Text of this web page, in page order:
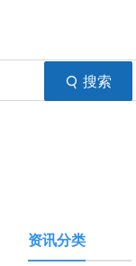
注册 生物谷APP
搜索
资讯分类